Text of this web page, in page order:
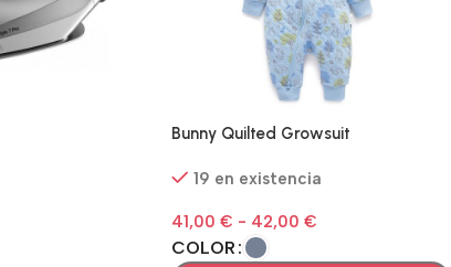
Bunny Quilted Growsuit
19 en existencia
41,00€ - 42,00€
COLOR